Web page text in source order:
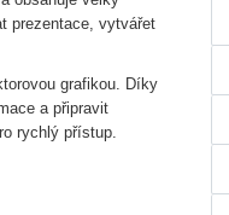
prezentace, vytvářet
grafikou. Díky
a připravit
rychlý přístup.